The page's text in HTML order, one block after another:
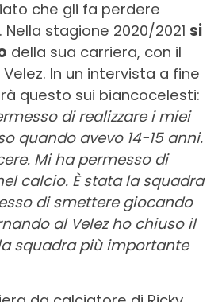
che gli fa perdere
Nella stagione 2020/2021 si
della sua carriera, con il
In un intervista a fine
questo sui biancocelesti:
di realizzare i miei
quando avevo 14-15 anni.
Mi ha permesso di
calcio. È stata la squadra
di smettere giocando
al Velez ho chiuso il
squadra più importante